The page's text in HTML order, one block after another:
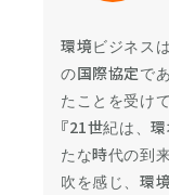
環境ビジネス
の国際協定で
たことを受け
『21世紀は、
たな時代の到
吹を感じ、環